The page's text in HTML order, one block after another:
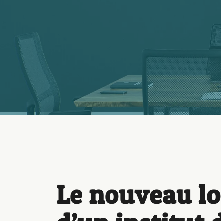
Le nouveau